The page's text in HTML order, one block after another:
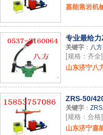
嘉能凿岩机
专业最给
关键字 ： 八方
[规格：齐全]
山东济宁八
ZRS-50/
关键字 ：
[规格：合
山东济宁嘉